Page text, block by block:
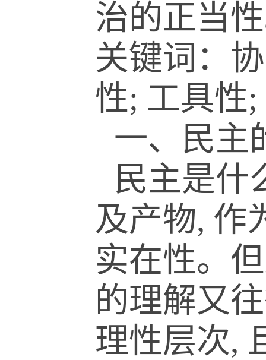
治的正当
关键词：
性; 工具性
一、民主
民主是什
及产物, 作
实在性。
的理解又
理性层次,